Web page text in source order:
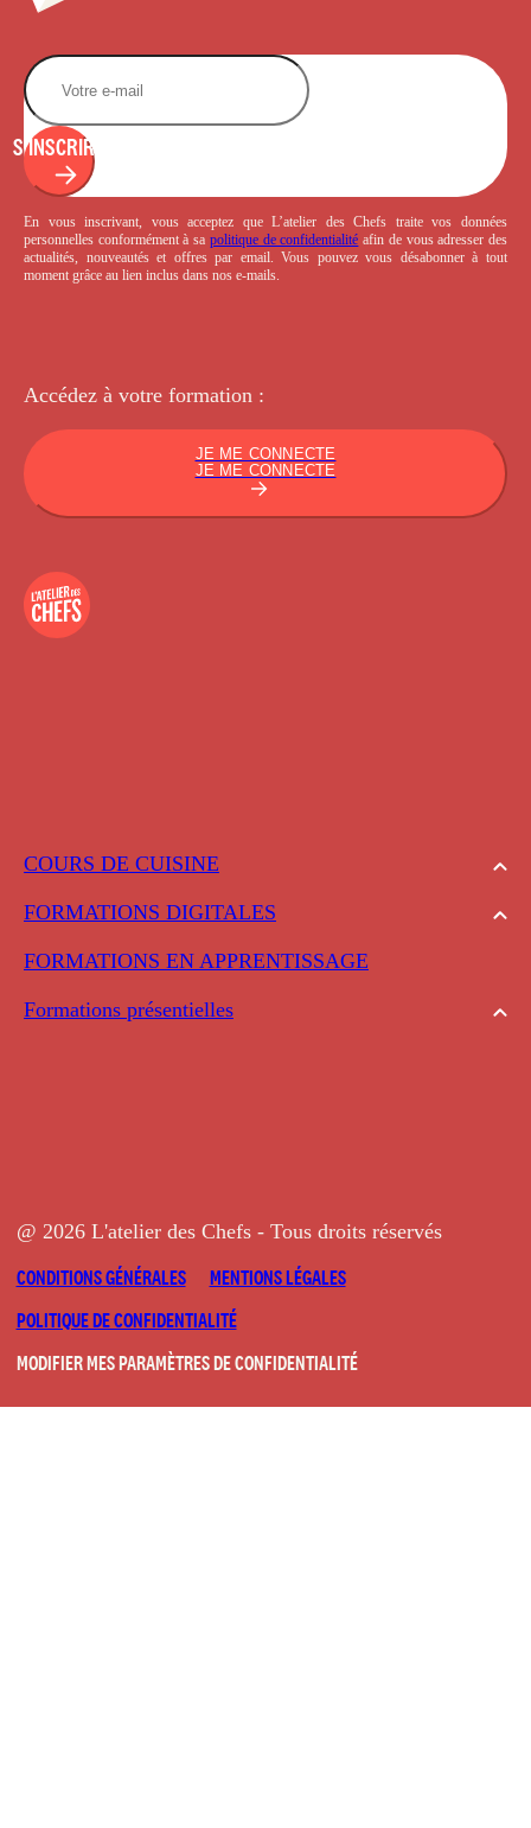
COURS DE CUISINE
FORMATIONS DIGITALES
FORMATIONS EN APPRENTISSAGE
Formations présentielles
S'INSCRIRE
En vous inscrivant, vous acceptez que L’atelier des Chefs traite vos données
personnelles conformément à sa politique de confidentialité afin de vous adresser des
actualités, nouveautés et offres par email. Vous pouvez vous désabonner à tout
moment grâce au lien inclus dans nos e-mails.
Accédez à votre formation :
JE ME CONNECTE
JE ME CONNECTE
@ 2026 L'atelier des Chefs - Tous droits réservés
CONDITIONS GÉNÉRALES
MENTIONS LÉGALES
POLITIQUE DE CONFIDENTIALITÉ
MODIFIER MES PARAMÈTRES DE CONFIDENTIALITÉ